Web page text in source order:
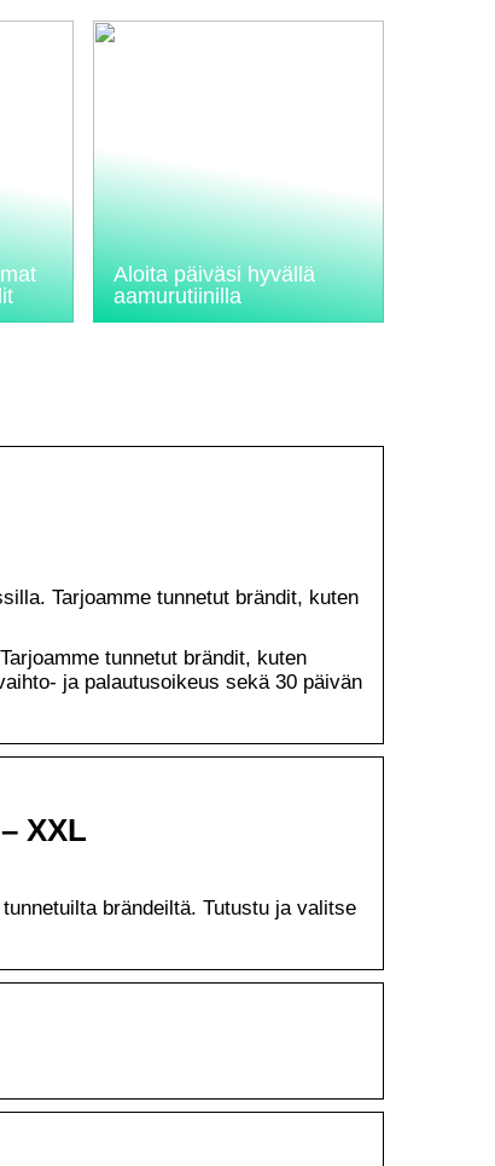
Aloita päiväsi hyvällä
aamurutiinilla
Tarjoamme tunnetut brändit, kuten
tunnetut brändit, kuten
ja palautusoikeus sekä 30 päivän
XXL
brändeiltä. Tutustu ja valitse